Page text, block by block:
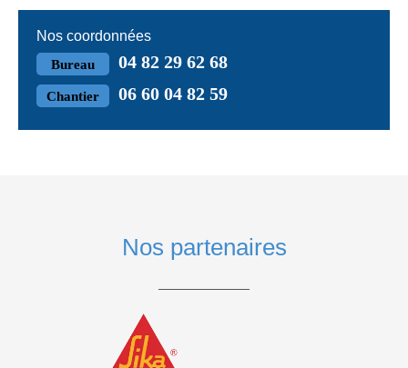
Nos coordonnées
Bureau 04 82 29 62 68
Chantier 06 60 04 82 59
Nos partenaires